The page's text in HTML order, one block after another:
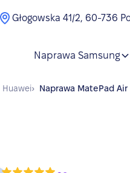
Głogowska 41/2, 60-736
Naprawa Samsung
Huawei› Naprawa MatePad Air